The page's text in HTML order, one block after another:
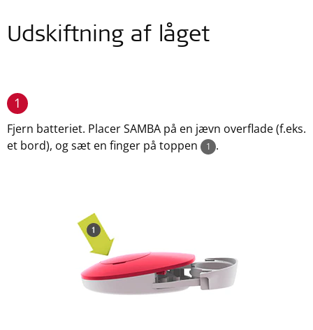
Udskiftning af låget
1
Fjern batteriet. Placer SAMBA på en jævn overflade (f.eks.
et bord), og sæt en finger på toppen
1 .